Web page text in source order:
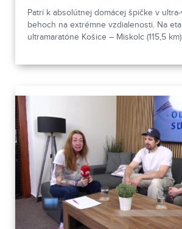
Patrí k absolútnej domácej špičke v
behoch na extrémne vzdialenosti. Na
ultramaratóne Košice – Miskolc (115,5